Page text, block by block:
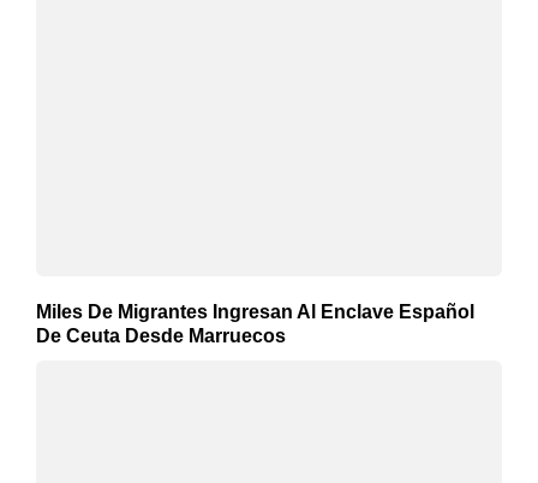
Miles De Migrantes Ingresan Al Enclave Español
De Ceuta Desde Marruecos